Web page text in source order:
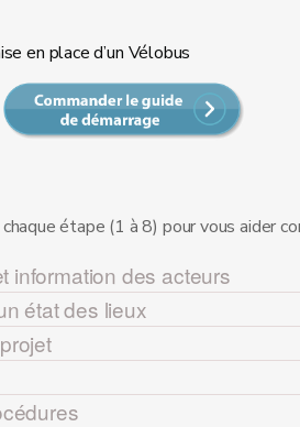
en place d’un Vélobus
étape (1 à 8) pour vous aider
information des acteurs
état des lieux